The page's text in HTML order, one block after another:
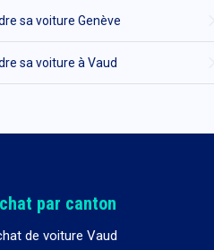
sa voiture Genève
sa voiture à Vaud
par canton
de voiture Vaud